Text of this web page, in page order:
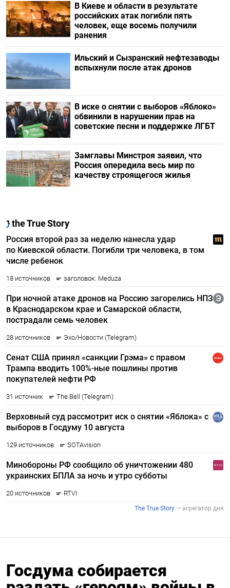
В Киеве и области в результате
российских атак погибли пять
человек, еще восемь получили
ранения
Ильский и Сызранский нефтезаводы
вспыхнули после атак дронов
В иске о снятии с выборов «Яблоко»
обвинили в нарушении прав на
советские песни и поддержке ЛГБТ
Замглавы Минстроя заявил, что
Россия опередила весь мир по
качеству строящегося жилья
Госдума собирается